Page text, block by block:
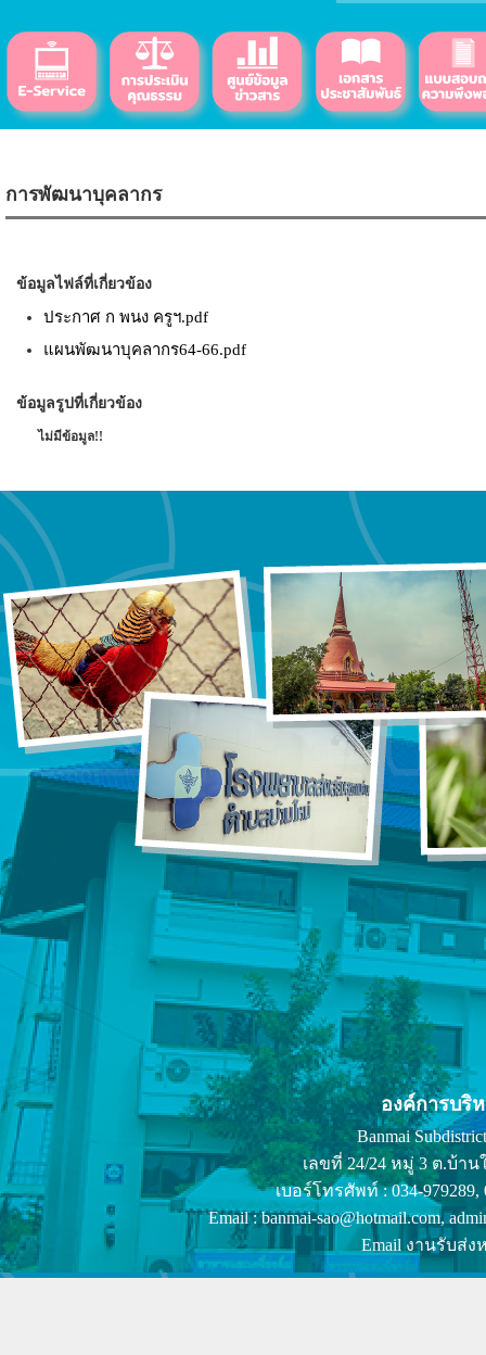
การพัฒนาบุคลากร
ข้อมูลไฟล์ที่เกี่ยวข้อง
ประกาศ ก พนง ครูฯ.pdf
แผนพัฒนาบุคลากร64-66.pdf
ข้อมูลรูปที่เกี่ยวข้อง
ไม่มีข้อมูล!!
องค์การบริ
Banmai
เลขที่ 24/24 หมู่ 3 ต.บ้า
เบอร์โทรศัพท์ : 034-979289,
Email : banmai-sao@hotmail.com,
Email งานรับส่ง